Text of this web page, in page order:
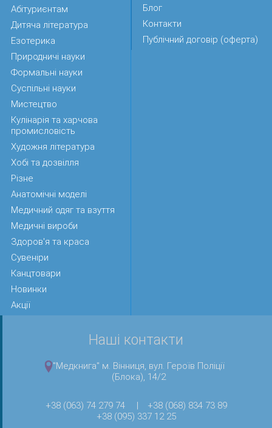
Абітуриєнтам
Дитяча література
Езотерика
Природничі науки
Формальні науки
Суспільні науки
Мистецтво
Кулінарія та харчова
промисловість
Художня література
Хобі та дозвілля
Різне
Анатомічні моделі
Медичний одяг та взуття
Медичні вироби
Здоров'я та краса
Сувеніри
Канцтовари
Новинки
Акції
Блог
Контакти
Публічний договір (оферта)
Наші контакти
"Медкнига" м. Вінниця, вул. Героїв Поліції
(Блока), 14/2
+38 (063) 74 279 74 |
+38 (068) 834 73 89
+38 (095) 337 12 25